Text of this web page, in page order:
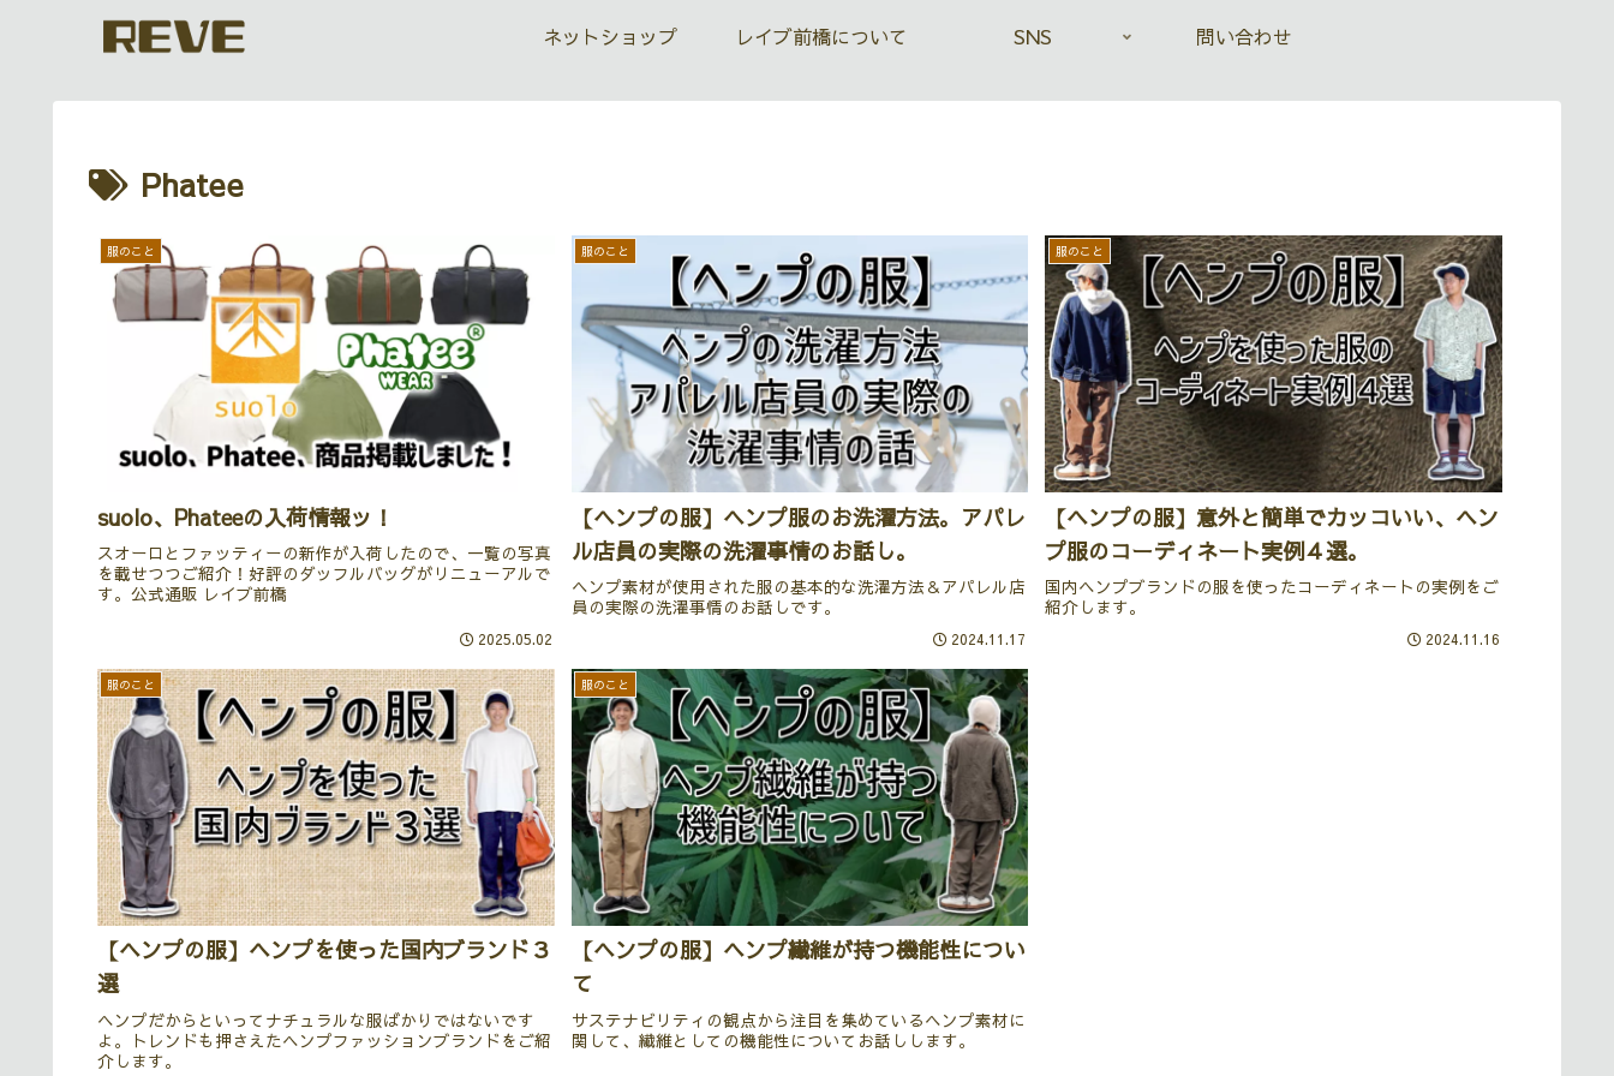
ネットショップ レイブ前橋について SNS 問い合わせ
Phatee
服のこと
suolo、Phateeの入荷情報ッ！
スオーロとファッティーの新作が入荷したので、一覧の写真
を載せつつご紹介！好評のダッフルバッグがリニューアルで
す。公式通販 レイブ前橋
2025.05.02
服のこと
【ヘンプの服】ヘンプ服のお洗濯方法。アパレ
ル店員の実際の洗濯事情のお話し。
ヘンプ素材が使用された服の基本的な洗濯方法＆アパレル店
員の実際の洗濯事情のお話しです。
2024.11.17
服のこと
【ヘンプの服】意外と簡単でカッコいい、ヘン
プ服のコーディネート実例４選。
国内ヘンプブランドの服を使ったコーディネートの実例をご
紹介します。
2024.11.16
服のこと
【ヘンプの服】ヘンプを使った国内ブランド３
選
ヘンプだからといってナチュラルな服ばかりではないです
よ。トレンドも押さえたヘンプファッションブランドをご紹
介します。
服のこと
【ヘンプの服】ヘンプ繊維が持つ機能性につい
て
サステナビリティの観点から注目を集めているヘンプ素材に
関して、繊維としての機能性についてお話しします。